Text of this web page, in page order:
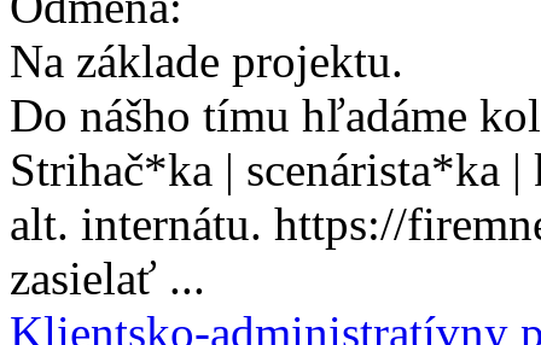
Na základe projektu.
Do nášho tímu hľadáme
Strihač*ka | scenárista*ka
alt. internátu. https://
zasielať ...
Klientsko-administratívny